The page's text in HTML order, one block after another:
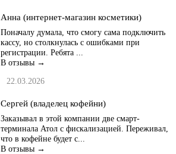
Анна (интернет-магазин косметики)
Поначалу думала, что смогу сама подключить
кассу, но столкнулась с ошибками при
регистрации. Ребята ...
В отзывы →
22.03.2026
Сергей (владелец кофейни)
Заказывал в этой компании две смарт-
терминала Атол с фискализацией. Переживал,
что в кофейне будет с...
В отзывы →